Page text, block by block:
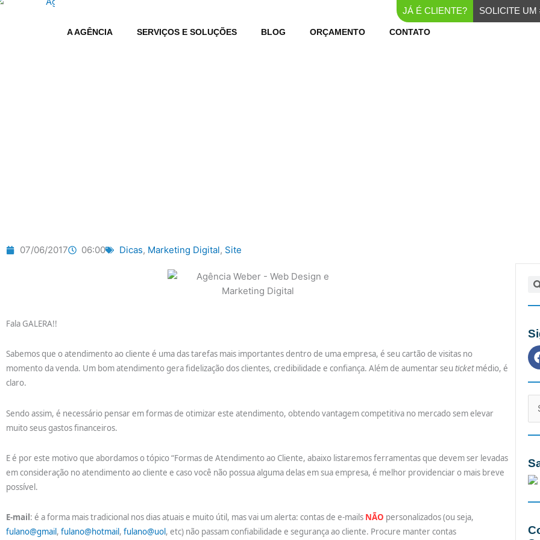
Ir
JÁ É CLIENTE? SOLICITE UM
A AGÊNCIA SERVIÇOS E SOLUÇÕES BLOG ORÇAMENTO CONTATO
07/06/2017 06:00 Dicas, Marketing Digital, Site
Fala GALERA!!
Sabemos que o atendimento ao cliente é uma das tarefas mais importantes dentro de uma empresa, é seu cartão de visitas no
momento da venda. Um bom atendimento gera fidelização dos clientes, credibilidade e confiança. Além de aumentar seu ticketmédio, é
claro.
Sendo assim, é necessário pensar em formas de otimizar este atendimento, obtendo vantagem competitiva no mercado sem elevar
muito seus gastos financeiros.
E é por este motivo que abordamos o tópico “Formas de Atendimento ao Cliente, abaixo listaremos ferramentas que devem ser levadas
em consideração no atendimento ao cliente e caso você não possua alguma delas em sua empresa, é melhor providenciar o mais breve
possível.
E-mail: é a forma mais tradicional nos dias atuais e muito útil, mas vai um alerta: contas de e-mails NÃO personalizados (ou seja,
fulano@gmail, fulano@hotmail, fulano@uol, etc) não passam confiabilidade e segurança ao cliente. Procure manter contas